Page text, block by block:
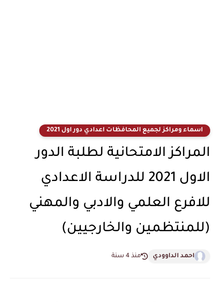
اسماء ومراكز لجميع المحافظات اعدادي دور اول 2021
المراكز الامتحانية لطلبة الدور
الاول 2021 للدراسة الاعدادي
للافرع العلمي والادبي والمهني
(للمنتظمين والخارجيين)
احمد الداوودي منذ 4 سنة